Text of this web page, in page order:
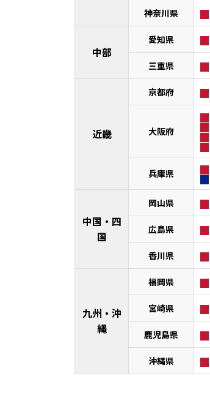
神奈川県
中部
愛知県
三重県
近畿
京都府
大阪府
兵庫県
中国・四
国
岡山県
広島県
香川県
九州・沖
縄
福岡県
宮崎県
鹿児島県
沖縄県